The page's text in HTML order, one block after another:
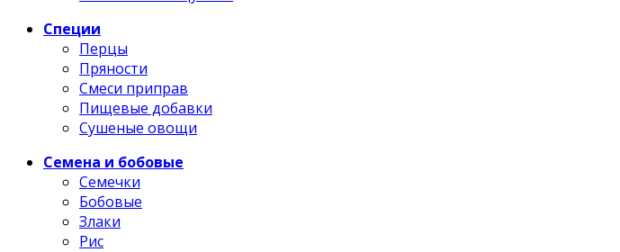
Специи
Перцы
Пряности
Смеси приправ
Пищевые добавки
Сушеные овощи
Семена и бобовые
Семечки
Бобовые
Злаки
Рис